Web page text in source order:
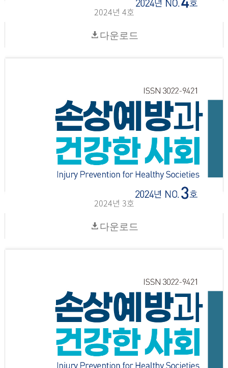
2024년 4호
다운로드
2024년 3호
다운로드